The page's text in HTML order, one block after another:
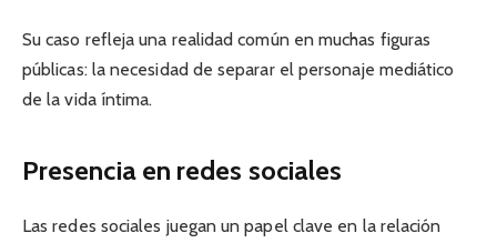
Su caso refleja una realidad común en muchas figuras
públicas: la necesidad de separar el personaje mediático
de la vida íntima.
Presencia en redes sociales
Las redes sociales juegan un papel clave en la relación